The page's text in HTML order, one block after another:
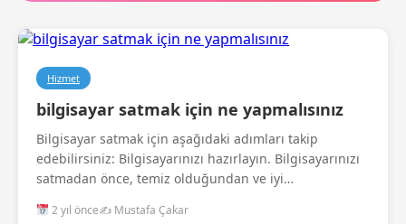
Hizmet
bilgisayar satmak için ne yapmalısınız
Bilgisayar satmak için aşağıdaki adımları takip
edebilirsiniz: Bilgisayarınızı hazırlayın. Bilgisayarınızı
satmadan önce, temiz olduğundan ve iyi…
2 yıl önce✍️ Mustafa Çakar